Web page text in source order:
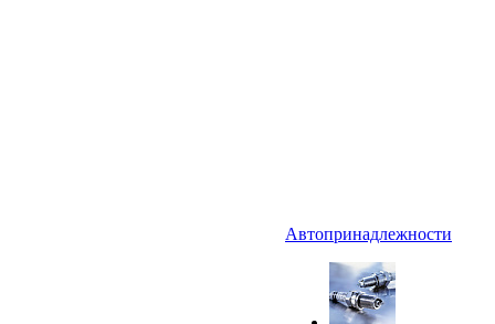
Автопринадлежности